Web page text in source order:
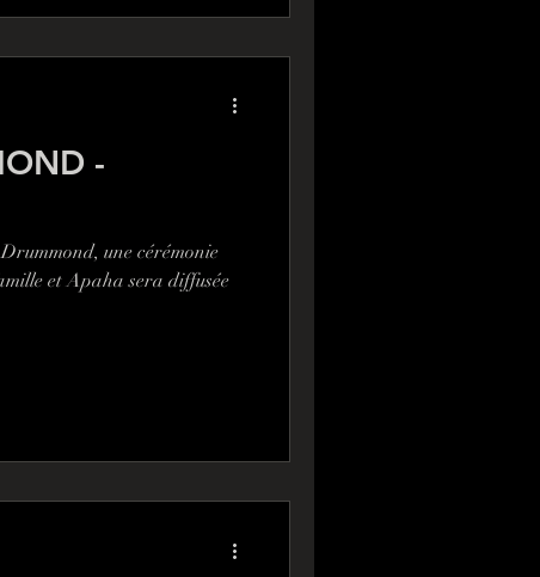
-
une cérémonie
et Apaha sera diffusée